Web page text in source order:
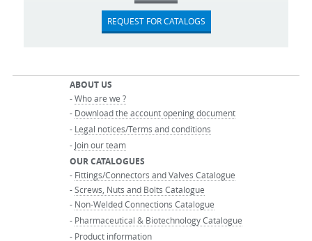
REQUEST FOR CATALOGS
ABOUT US
-Who are we ?
- Download the account opening document
- Legal notices/Terms and conditions
- Join our team
OUR CATALOGUES
- Fittings/Connectors and Valves Catalogue
-Screws, Nuts and Bolts Catalogue
- Non-Welded Connections Catalogue
- Pharmaceutical & Biotechnology Catalogue
- Product information